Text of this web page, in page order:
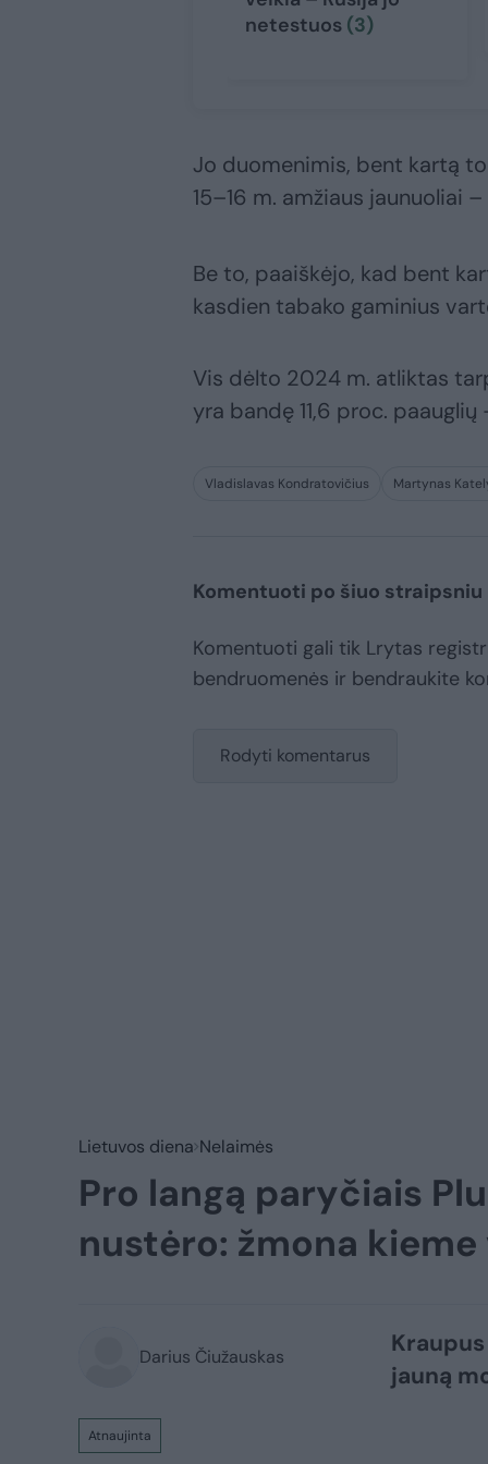
netestuos (3)
Jo duomenimis, bent kartą
15–16 m. amžiaus jaunuoliai
Be to, paaiškėjo, kad bent
kasdien tabako gaminius
Vis dėlto 2024 m. atliktas
yra bandę 11,6 proc.
Vladislavas Kondratovičius Martynas
Komentuoti po šiuo straipsniu
Komentuoti gali tik Lrytas
bendruomenės ir bendraukite
Rodyti komentarus
Lietuvos diena Nelaimės
Pro langą paryčiais
nustėro: žmona
Darius Čiužauskas
Atnaujinta
jauną